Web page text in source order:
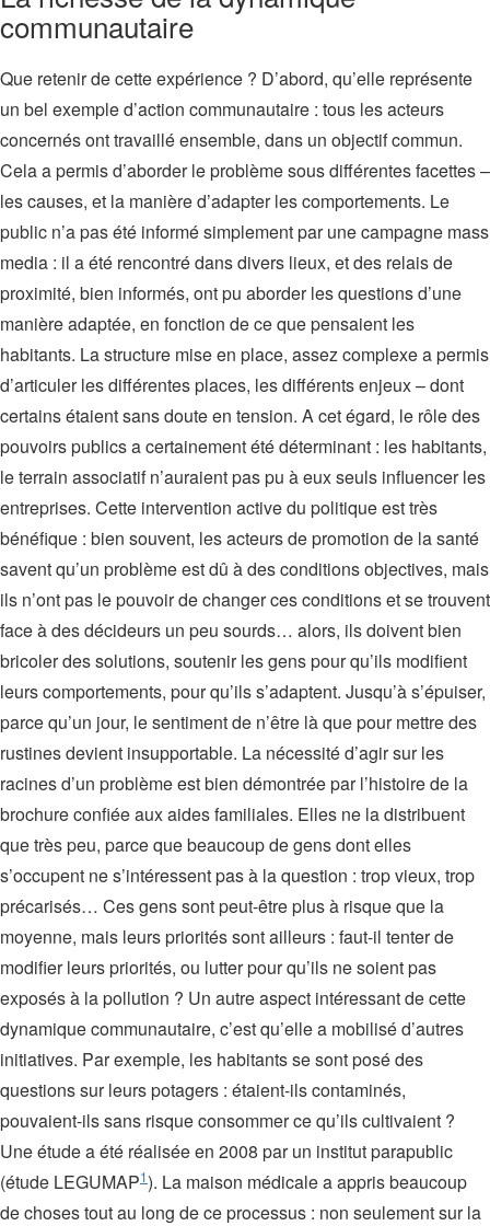
communautaire
Que retenir de cette expérience ? D’abord, qu’elle représente
un bel exemple d’action communautaire : tous les acteurs
concernés ont travaillé ensemble, dans un objectif commun.
Cela a permis d’aborder le problème sous différentes facettes –
les causes, et la manière d’adapter les comportements. Le
public n’a pas été informé simplement par une campagne mass
media : il a été rencontré dans divers lieux, et des relais de
proximité, bien informés, ont pu aborder les questions d’une
manière adaptée, en fonction de ce que pensaient les
habitants. La structure mise en place, assez complexe a permis
d’articuler les différentes places, les différents enjeux – dont
certains étaient sans doute en tension. A cet égard, le rôle des
pouvoirs publics a certainement été déterminant : les habitants,
le terrain associatif n’auraient pas pu à eux seuls influencer les
entreprises. Cette intervention active du politique est très
bénéfique : bien souvent, les acteurs de promotion de la santé
savent qu’un problème est dû à des conditions objectives, mais
ils n’ont pas le pouvoir de changer ces conditions et se trouvent
face à des décideurs un peu sourds… alors, ils doivent bien
bricoler des solutions, soutenir les gens pour qu’ils modifient
leurs comportements, pour qu’ils s’adaptent. Jusqu’à s’épuiser,
parce qu’un jour, le sentiment de n’être là que pour mettre des
rustines devient insupportable. La nécessité d’agir sur les
racines d’un problème est bien démontrée par l’histoire de la
brochure confiée aux aides familiales. Elles ne la distribuent
que très peu, parce que beaucoup de gens dont elles
s’occupent ne s’intéressent pas à la question : trop vieux, trop
précarisés… Ces gens sont peut-être plus à risque que la
moyenne, mais leurs priorités sont ailleurs : faut-il tenter de
modifier leurs priorités, ou lutter pour qu’ils ne soient pas
exposés à la pollution ? Un autre aspect intéressant de cette
dynamique communautaire, c’est qu’elle a mobilisé d’autres
initiatives. Par exemple, les habitants se sont posé des
questions sur leurs potagers : étaient-ils contaminés,
pouvaient-ils sans risque consommer ce qu’ils cultivaient ?
Une étude a été réalisée en 2008 par un institut parapublic
(étude LEGUMAP1). La maison médicale a appris beaucoup
de choses tout au long de ce processus : non seulement sur la